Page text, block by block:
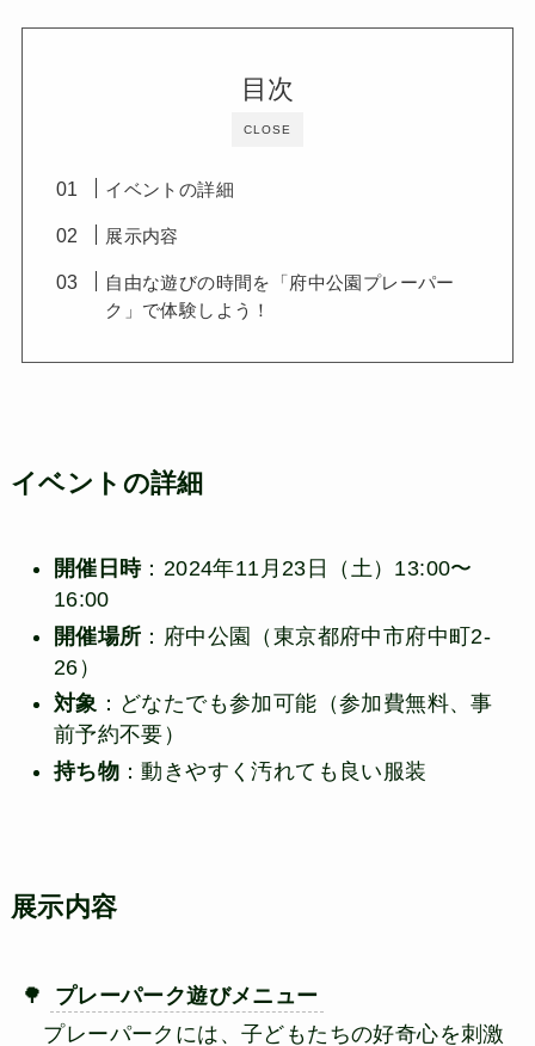
CLOSE
目次
イベントの詳細
展示内容
自由な遊びの時間を「府中公園プレーパー
ク」で体験しよう！
イベントの詳細
開催日時：2024年11月23日（土）13:00〜
16:00
開催場所 ：府中公園（東京都府中市府中町2-
26）
対象 ：どなたでも参加可能（参加費無料、事
前予約不要）
持ち物 ：動きやすく汚れても良い服装
展示内容
🌳
プレーパーク遊びメニュー
プレーパークには、子どもたちの好奇心を刺激